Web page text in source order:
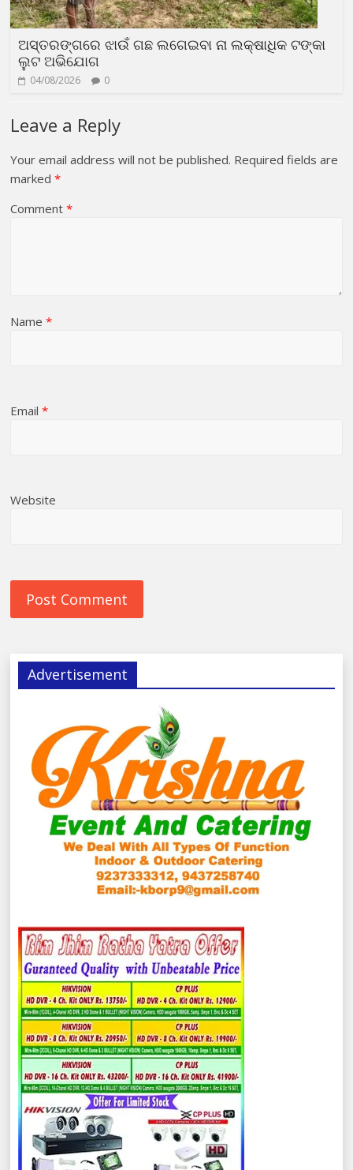
ଅସ୍ତରଙ୍ଗରେ ଝାଉଁ ଗଛ ଲଗେଇବା ନା ଲକ୍ଷାଧିକ ଟଙ୍କା
ଲୁଟ ଅଭିଯୋଗ
04/08/2026 0
Leave a Reply
Your email address will not be published. Required fields are
marked*
Comment*
Name*
Email*
Website
Advertisement